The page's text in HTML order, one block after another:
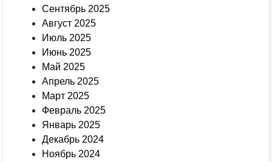
Сентябрь 2025
Август 2025
Июль 2025
Июнь 2025
Май 2025
Апрель 2025
Март 2025
Февраль 2025
Январь 2025
Декабрь 2024
Ноябрь 2024